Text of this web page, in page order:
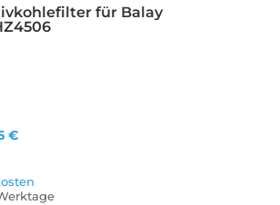
für Balay
€